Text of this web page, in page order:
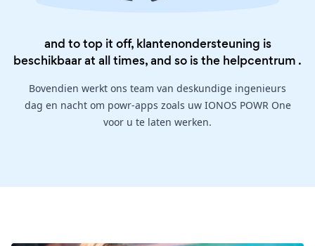
and to top it off, klantenondersteuning is
beschikbaar at all times, and so is the helpcentrum .
Bovendien werkt ons team van deskundige ingenieurs
dag en nacht om powr-apps zoals uw IONOS POWR One
voor u te laten werken.